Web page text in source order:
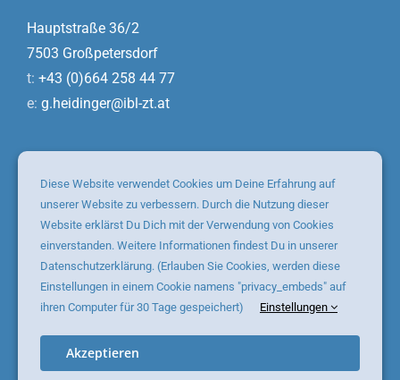
Hauptstraße 36/2
7503 Großpetersdorf
t: +43 (0)664 258 44 77
e: g.heidinger@ibl-zt.at
Schönbergstr. 28
4616 Weißkirchen a. d. Traun
+43 (0)7473 217 09
weisskirchen@ibl-zt.at
Diese Website verwendet Cookies um Deine Erfahrung auf
unserer Website zu verbessern. Durch die Nutzung dieser
Website erklärst Du Dich mit der Verwendung von Cookies
einverstanden. Weitere Informationen findest Du in unserer
Datenschutzerklärung. (Erlauben Sie Cookies, werden diese
Einstellungen in einem Cookie namens "privacy_embeds" auf
ihren Computer für 30 Tage gespeichert)
Einstellungen
Akzeptieren